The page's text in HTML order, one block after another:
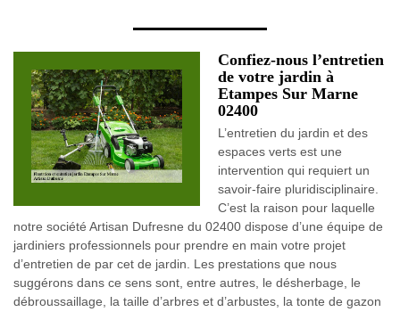
Confiez-nous l’entretien
de votre jardin à
Etampes Sur Marne
02400
L’entretien du jardin et des
espaces verts est une
intervention qui requiert un
savoir-faire pluridisciplinaire.
C’est la raison pour laquelle
notre société Artisan Dufresne du 02400 dispose d’une équipe de
jardiniers professionnels pour prendre en main votre projet
d’entretien de par cet de jardin. Les prestations que nous
suggérons dans ce sens sont, entre autres, le désherbage, le
débroussaillage, la taille d’arbres et d’arbustes, la tonte de gazon